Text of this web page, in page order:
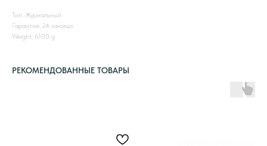
Тип: Журнальный
Гарантия: 24 месяца
Weight: 6100 g
РЕКОМЕНДОВАННЫЕ ТОВАРЫ